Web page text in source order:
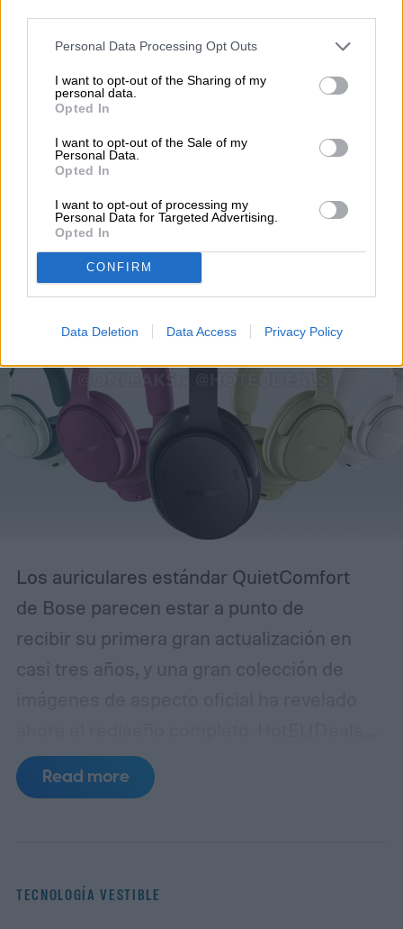
Personal Data Processing Opt Outs
I want to opt-out of the Sharing of my
personal data.
Opted In
I want to opt-out of the Sale of my
Personal Data.
Opted In
I want to opt-out of processing my
Personal Data for Targeted Advertising.
Opted In
CONFIRM
Data Deletion Data Access Privacy Policy
TECNOLOGÍA VESTIBLE
Los próximos auriculares
QuietComfort de Bose
aparecen en línea en seis
colores
Los auriculares estándar QuietComfort
de Bose parecen estar a punto de
recibir su primera gran actualización en
casi tres años, y una gran colección de
en colaboración con @onLeaks, ha
compartido 54 renders de prensa en alta
generación).
Read more
TECNOLOGÍA VESTIBLE